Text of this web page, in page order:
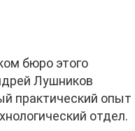
бюро этого
Лушников
практический опыт
отдел.